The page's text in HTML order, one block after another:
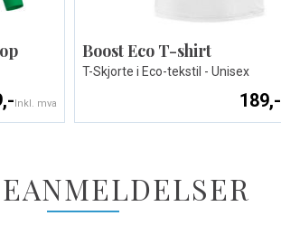
Inkl. mva
Boost Eco T-shirt
T-Skjorte i Eco-tekstil - Unisex
189,-